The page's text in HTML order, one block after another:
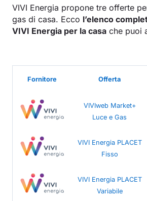
VIVI Energia propone tre offerte
gas di casa. Ecco l’elenco
VIVI Energia per la casa che puoi
Fornitore Offerta
VIVIweb Market+
Luce e Gas
VIVI Energia PLACET
Fisso
VIVI Energia PLACET
Variabile